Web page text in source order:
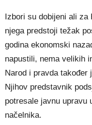
Izbori su dobijeni ali
njega predstoji težak
godina ekonomski
napustili, nema velikih
Narod i pravda također
Njihov predstavnik
potresale javnu upravu
načelnika.